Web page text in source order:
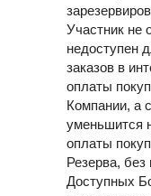
Участник не
недоступен
заказов в
оплаты
Компании, а
уменьшится
оплаты
Резерва,
Доступных